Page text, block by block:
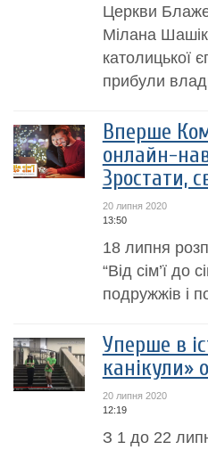
Церкви
Мілана
католицької
прибули
Вперше
онлайн-
Зростати,
20 липня 2020
13:50
18 липня
“Від сім’ї до
подружжів і
Уперше в
канікули»
20 липня 2020
12:19
З 1 до 22